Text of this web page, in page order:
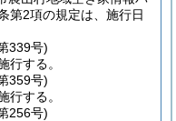
第2項の規定は、施行日
339号)
行する。
359号)
行する。
256号)